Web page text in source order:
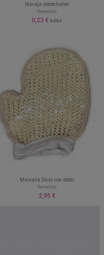
Navaja desechable
Generico
0,23 € 0,35 €
Manopla Sisal con dedo
Generico
2,95 €